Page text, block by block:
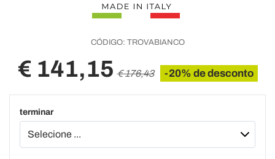
CÓDIGO: TROVABIANCO
€ 141,15 € 176,43 -20% de desconto
terminar